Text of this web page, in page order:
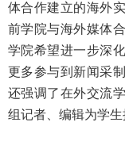
体合作建立的海外
前学院与海外媒体
学院希望进一步深
更多参与到新闻采
还强调了在外交流
组记者、编辑为学生